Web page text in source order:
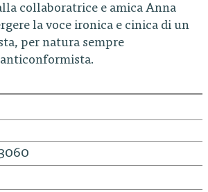
collaboratrice e amica Anna
la voce ironica e cinica di un
per natura sempre